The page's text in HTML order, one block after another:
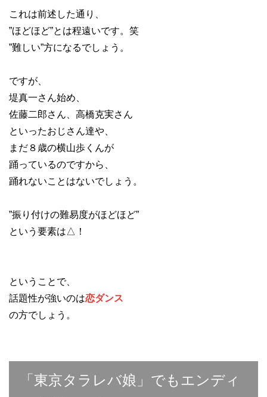
これは前述した通り、
”ほどほど”とは程遠いです。笑
”難しい”方になるでしょう。
ですが、
堤真一さん始め、
佐藤二郎さん、高橋克実さん
といったおじさん達や、
まだ８歳の横山歩くんが
踊っているのですから、
踊れないことはないでしょう。
”振り付けの難易度がほどほど”
という要素は△！
ということで、
話題性が強いのは恋ダンス
の方でしょう。
「東京タラレバ娘」でもエンディ